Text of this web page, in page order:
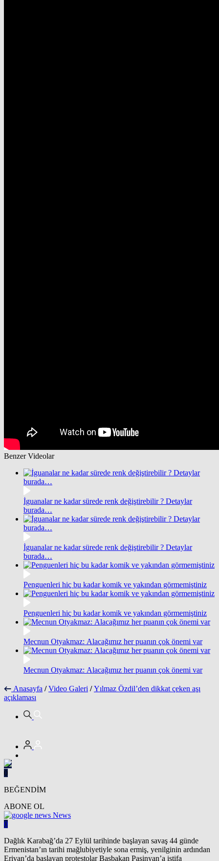
Benzer Videolar
İguanalar ne kadar sürede renk değiştirebilir ? Detaylar
burada…
İguanalar ne kadar sürede renk değiştirebilir ? Detaylar
burada…
Penguenleri hiç bu kadar komik ve yakından görmemiştiniz
Penguenleri hiç bu kadar komik ve yakından görmemiştiniz
Mecnun Otyakmaz: Alacağımız her puanın çok önemi var
Mecnun Otyakmaz: Alacağımız her puanın çok önemi var
Anasayfa / Video Galeri / Yılmaz Özdil’den dikkat çeken aşı
açıklaması
0
BEĞENDİM
ABONE OL
News
0
Dağlık Karabağ’da 27 Eylül tarihinde başlayan savaş 44 günde
Ermenistan’ın tarihi mağlubiyetiyle sona ermiş, yenilginin ardından
Erivan’da başlayan protestolar Başbakan Paşinyan’a istifa